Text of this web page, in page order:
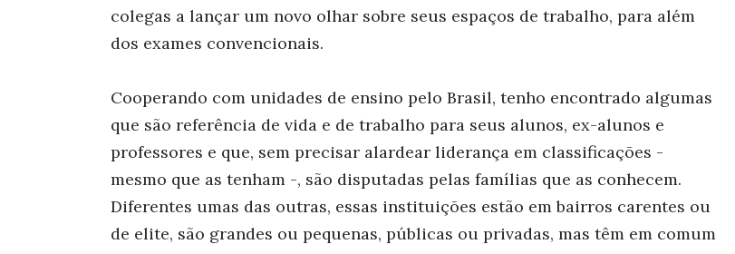
colegas a lançar um novo olhar sobre seus espaços de trabalho, para além
dos exames convencionais.
Cooperando com unidades de ensino pelo Brasil, tenho encontrado algumas
que são referência de vida e de trabalho para seus alunos, ex-alunos e
professores e que, sem precisar alardear liderança em classificações -
mesmo que as tenham -, são disputadas pelas famílias que as conhecem.
Diferentes umas das outras, essas instituições estão em bairros carentes ou
de elite, são grandes ou pequenas, públicas ou privadas, mas têm em comum